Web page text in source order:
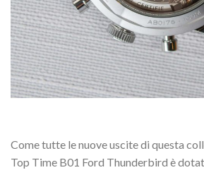
Come tutte le nuove uscite di questa
Top Time B01 Ford Thunderbird è